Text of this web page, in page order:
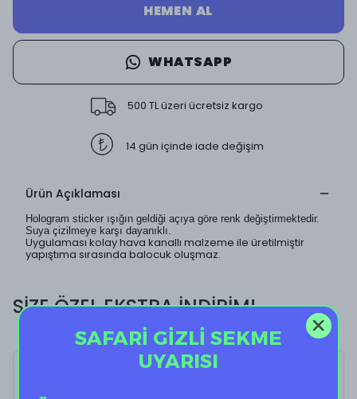
HEMEN AL
WHATSAPP
500 TL üzeri ücretsiz kargo
14 gün içinde iade değişim
Ürün Açıklaması
Hologram sticker ışığın geldiği açıya göre renk değiştirmektedir.
Suya çizilmeye karşı dayanıklı.
Uygulaması kolay hava kanallı malzeme ile üretilmiştir
yapıştıma sırasında balocuk oluşmaz.
SİZE ÖZEL EKSTRA İNDİRİM!
SAFARİ GİZLİ SEKME
UYARISI